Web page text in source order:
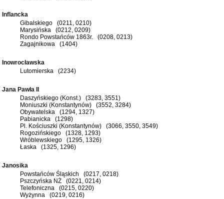
Inflancka
Gibalskiego (0211, 0210)
Marysińska (0212, 0209)
Rondo Powstańców 1863r. (0208, 0213)
Zagajnikowa (1404)
Inowrocławska
Lutomierska (2234)
Jana Pawła II
Daszyńskiego (Konst.) (3283, 3551)
Moniuszki (Konstantynów) (3552, 3284)
Obywatelska (1294, 1327)
Pabianicka (1298)
Pl. Kościuszki (Konstantynów) (3066, 3550, 3549)
Rogozińskiego (1328, 1293)
Wróblewskiego (1295, 1326)
Łaska (1325, 1296)
Janosika
Powstańców Śląskich (0217, 0218)
Pszczyńska NŻ (0221, 0214)
Telefoniczna (0215, 0220)
Wyżynna (0219, 0216)